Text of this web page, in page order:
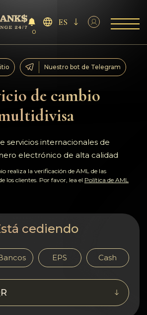
0
ES
de cambio
Nuestro bot de Telegram
servicios internacionales de
electrónico de alta calidad
realiza la verificación de AML de las
los clientes. Por favor, lea el Política de AML
cediendo
EPS Cash